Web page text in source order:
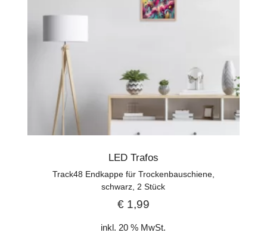
LED Trafos
Track48 Endkappe für Trockenbauschiene,
schwarz, 2 Stück
€1,99
inkl. 20 % MwSt.